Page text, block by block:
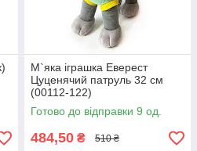
М`яка іграшка Еверест
Цуценячий патруль 32 см
(00112-122)
Готово до відправки 9 од.
484,50 ₴ 510 ₴